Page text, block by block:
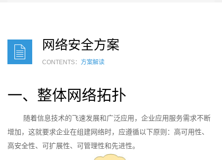
网络安全方案
CONTENTS： 方案解读
一、整体网络拓扑
随着信息技术的飞速发展和广泛应用，企业应用服务需求不断
增加，这就要求企业在组建网络时，应遵循以下原则：高可用性、
高安全性、可扩展性、可管理性和先进性。